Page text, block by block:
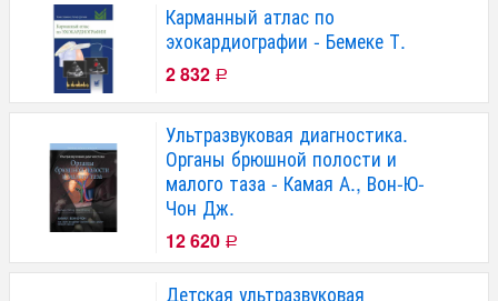
Карманный атлас по
эхокардиографии - Бемеке Т.
2 832 Р
Ультразвуковая диагностика.
Органы брюшной полости и
малого таза - Камая А., Вон-Ю-
Чон Дж.
12 620 Р
Детская ультразвуковая